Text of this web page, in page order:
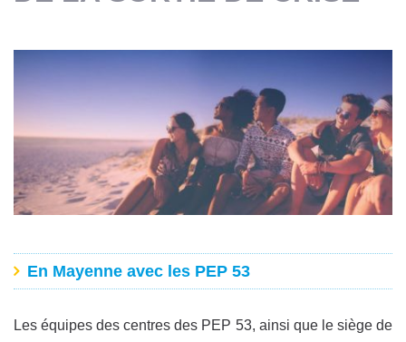
En Mayenne avec les PEP 53
Les équipes des centres des PEP 53, ainsi que le siège de